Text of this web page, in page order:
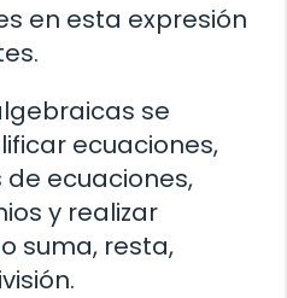
en esta expresión
se
ecuaciones,
ecuaciones,
y realizar
suma, resta,